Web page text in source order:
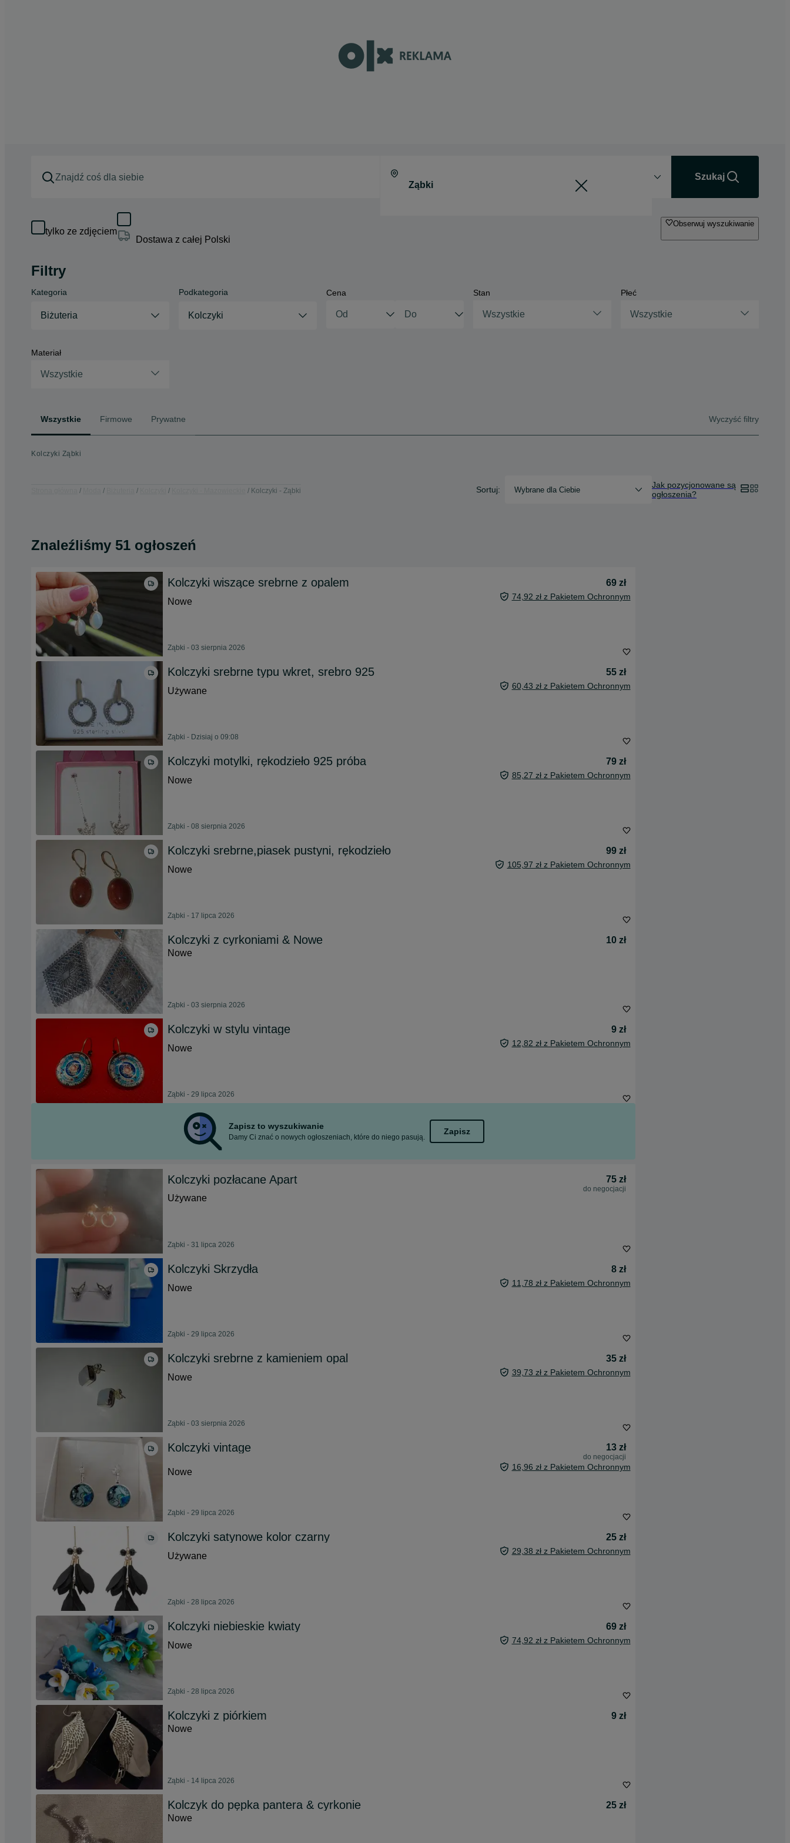
Szukaj
tylko ze zdjęciem
Dostawa z całej Polski
Obserwuj wyszukiwanie
Filtry
Kategoria
Biżuteria
Podkategoria
Kolczyki
Cena Stan
Wszystkie
Płeć
Wszystkie
Materiał
Wszystkie
Wszystkie Firmowe Prywatne Wyczyść filtry
Kolczyki Ząbki
Kolczyki - Ząbki Sortuj: Wybrane dla Ciebie
Jak pozycjonowane są
ogłoszenia?
Znaleźliśmy 51 ogłoszeń
Kolczyki wiszące srebrne z opalem
69 zł
Nowe
74,92 zł z Pakietem Ochronnym
Ząbki - 03 sierpnia 2026
Kolczyki srebrne typu wkret, srebro 925
55 zł
Używane
60,43 zł z Pakietem Ochronnym
Ząbki - Dzisiaj o 09:08
Kolczyki motylki, rękodzieło 925 próba
79 zł
Nowe
85,27 zł z Pakietem Ochronnym
Ząbki - 08 sierpnia 2026
Kolczyki srebrne,piasek pustyni, rękodzieło
99 zł
Nowe
105,97 zł z Pakietem Ochronnym
Ząbki - 17 lipca 2026
Kolczyki z cyrkoniami & Nowe
10 zł
Nowe
Ząbki - 03 sierpnia 2026
Kolczyki w stylu vintage
9 zł
Nowe
12,82 zł z Pakietem Ochronnym
Ząbki - 29 lipca 2026
Zapisz to wyszukiwanie
Damy Ci znać o nowych ogłoszeniach, które do niego pasują.
Zapisz
Kolczyki pozłacane Apart 75 zł
do negocjacji
Używane
Ząbki - 31 lipca 2026
Kolczyki Skrzydła
8 zł
Nowe
11,78 zł z Pakietem Ochronnym
Ząbki - 29 lipca 2026
Kolczyki srebrne z kamieniem opal
35 zł
Nowe
39,73 zł z Pakietem Ochronnym
Ząbki - 03 sierpnia 2026
Kolczyki vintage 13 zł
do negocjacji
Nowe 16,96 zł z Pakietem Ochronnym
Ząbki - 29 lipca 2026
Kolczyki satynowe kolor czarny
25 zł
Używane
29,38 zł z Pakietem Ochronnym
Ząbki - 28 lipca 2026
Kolczyki niebieskie kwiaty
69 zł
Nowe
74,92 zł z Pakietem Ochronnym
Ząbki - 28 lipca 2026
Kolczyki z piórkiem
9 zł
Nowe
Ząbki - 14 lipca 2026
Kolczyk do pępka pantera & cyrkonie
25 zł
Nowe